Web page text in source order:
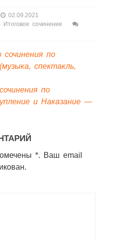
02.09.2021
Итоговое сочинение
по
спектакль,
по
и Наказание —
*. Ваш email